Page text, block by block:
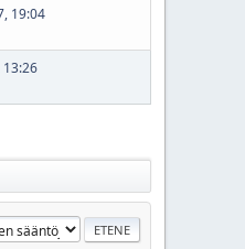
19:04
13:26